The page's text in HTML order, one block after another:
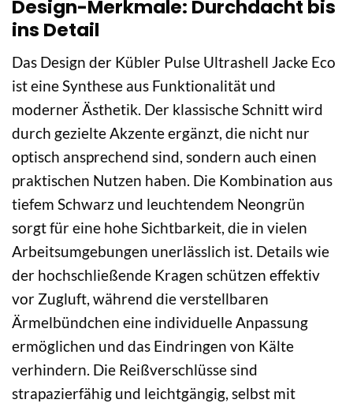
Design-Merkmale: Durchdacht bis
ins Detail
Das Design der Kübler Pulse Ultrashell Jacke Eco
ist eine Synthese aus Funktionalität und
moderner Ästhetik. Der klassische Schnitt wird
durch gezielte Akzente ergänzt, die nicht nur
optisch ansprechend sind, sondern auch einen
praktischen Nutzen haben. Die Kombination aus
tiefem Schwarz und leuchtendem Neongrün
sorgt für eine hohe Sichtbarkeit, die in vielen
Arbeitsumgebungen unerlässlich ist. Details wie
der hochschließende Kragen schützen effektiv
vor Zugluft, während die verstellbaren
Ärmelbündchen eine individuelle Anpassung
ermöglichen und das Eindringen von Kälte
verhindern. Die Reißverschlüsse sind
strapazierfähig und leichtgängig, selbst mit